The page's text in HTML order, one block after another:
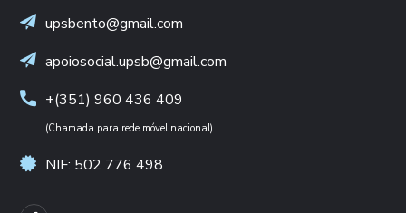
upsbento@gmail.com
apoiosocial.upsb@gmail.com
+(351) 960 436 409
(Chamada para rede móvel nacional)
NIF: 502 776 498